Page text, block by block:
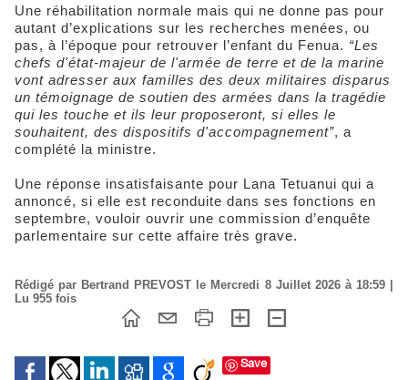
Une réhabilitation normale mais qui ne donne pas pour
autant d’explications sur les recherches menées, ou
pas, à l’époque pour retrouver l’enfant du Fenua. “Les
chefs d'état-majeur de l'armée de terre et de la marine
vont adresser aux familles des deux militaires disparus
un témoignage de soutien des armées dans la tragédie
qui les touche et ils leur proposeront, si elles le
souhaitent, des dispositifs d'accompagnement”, a
complété la ministre.
Une réponse insatisfaisante pour Lana Tetuanui qui a
annoncé, si elle est reconduite dans ses fonctions en
septembre, vouloir ouvrir une commission d’enquête
parlementaire sur cette affaire très grave.
Rédigé par Bertrand PREVOST le Mercredi 8 Juillet 2026 à 18:59 |
Lu 955 fois
Save